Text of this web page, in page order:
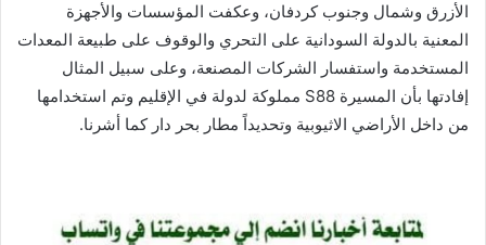
الأزرق وشمال وجنوب كردفان، وعكفت المؤسسات والأجهزة
المعنية بالدولة السودانية على التحري والوقوف على طبيعة المعدات
المستخدمة واستفسار الشركات المصنعة، وعلى سبيل المثال
إفادتها بأن المسيرة S88 مملوكة لدولة في الإقليم وتم استخدامها
من داخل الأراضي الاثيوبية وتحديداً مطار بحر دار كما أشرنا.